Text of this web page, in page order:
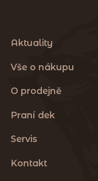
Aktuality
Vše o nákupu
O prodejně
Praní dek
Servis
Kontakt